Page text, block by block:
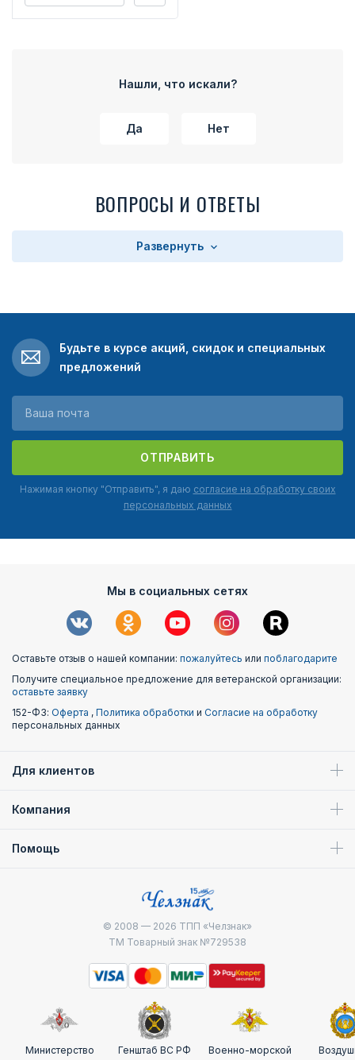
Нашли, что искали?
Да Нет
ВОПРОСЫ И ОТВЕТЫ
Развернуть
Будьте в курсе акций, скидок и специальных
предложений
ОТПРАВИТЬ
Нажимая кнопку "Отправить", я даю согласие на обработку своих
персональных данных
Мы в социальных сетях
Оставьте отзыв о нашей компании: пожалуйтесь или поблагодарите
Получите специальное предложение для ветеранской организации:
оставьте заявку
152-ФЗ: Оферта , Политика обработки и Согласие на обработку
персональных данных
Для клиентов
Компания
Помощь
© 2008 — 2026 ТПП «Челзнак»
ТМ Товарный знак №729538
Министерство
Генштаб ВС РФ
Военно-морской